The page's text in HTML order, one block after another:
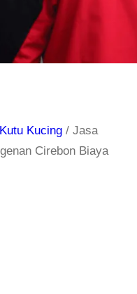
Kucing / Jasa
Cirebon Biaya